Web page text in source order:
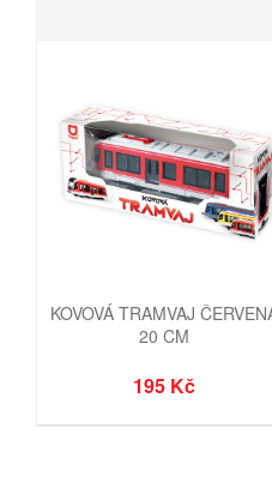
KOVOVÁ TRAMVAJ
20 CM
195 Kč